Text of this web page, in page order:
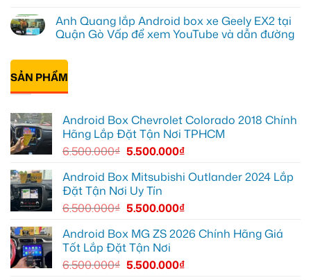
giải
trí
cho
Ford
Everest
Đức
cần
ánh
sáng
lắp
Camera
hành
Suzuki
XL7
tại
ghi
mọi
cung
bình
luận
ở
Android
Box
cho
tại
Quận
xem
Anh Quang lắp Android box xe Geely EX2 tại
Quận Gò Vấp để xem YouTube và dẫn đường
có
luận
ở
Anh
Android
box
Geely
EX2
Quận
Gò
Vấp
xem
dẫn
đường
SẢN PHẨM
Android Box Chevrolet Colorado 2018 Chính
Hãng Lắp Đặt Tận Nơi TPHCM
6.500.000₫ 5.500.000₫
Android Box Mitsubishi Outlander 2024 Lắp
Đặt Tận Nơi Uy Tín
6.500.000₫ 5.500.000₫
Android Box MG ZS 2026 Chính Hãng Giá
Tốt Lắp Đặt Tận Nơi
6.500.000₫ 5.500.000₫